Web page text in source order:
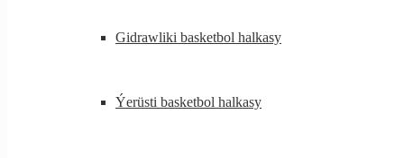
Gidrawliki basketbol halkasy
Ýerüsti basketbol halkasy